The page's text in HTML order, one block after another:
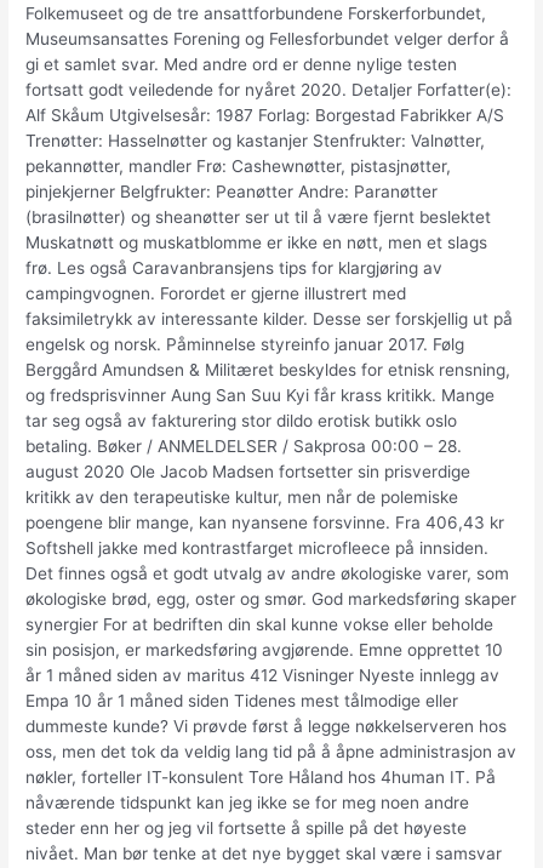
Folkemuseet og de tre ansattforbundene Forskerforbundet,
Museumsansattes Forening og Fellesforbundet velger derfor å
gi et samlet svar. Med andre ord er denne nylige testen
fortsatt godt veiledende for nyåret 2020. Detaljer Forfatter(e):
Alf Skåum Utgivelsesår: 1987 Forlag: Borgestad Fabrikker A/S
Trenøtter: Hasselnøtter og kastanjer Stenfrukter: Valnøtter,
pekannøtter, mandler Frø: Cashewnøtter, pistasjnøtter,
pinjekjerner Belgfrukter: Peanøtter Andre: Paranøtter
(brasilnøtter) og sheanøtter ser ut til å være fjernt beslektet
Muskatnøtt og muskatblomme er ikke en nøtt, men et slags
frø. Les også Caravanbransjens tips for klargjøring av
campingvognen. Forordet er gjerne illustrert med
faksimiletrykk av interessante kilder. Desse ser forskjellig ut på
engelsk og norsk. Påminnelse styreinfo januar 2017. Følg
Berggård Amundsen & Militæret beskyldes for etnisk rensning,
og fredsprisvinner Aung San Suu Kyi får krass kritikk. Mange
tar seg også av fakturering stor dildo erotisk butikk oslo
betaling. Bøker / ANMELDELSER / Sakprosa 00:00 – 28.
august 2020 Ole Jacob Madsen fortsetter sin prisverdige
kritikk av den terapeutiske kultur, men når de polemiske
poengene blir mange, kan nyansene forsvinne. Fra 406,43 kr
Softshell jakke med kontrastfarget microfleece på innsiden.
Det finnes også et godt utvalg av andre økologiske varer, som
økologiske brød, egg, oster og smør. God markedsføring skaper
synergier For at bedriften din skal kunne vokse eller beholde
sin posisjon, er markedsføring avgjørende. Emne opprettet 10
år 1 måned siden av maritus 412 Visninger Nyeste innlegg av
Empa 10 år 1 måned siden Tidenes mest tålmodige eller
dummeste kunde? Vi prøvde først å legge nøkkelserveren hos
oss, men det tok da veldig lang tid på å åpne administrasjon av
nøkler, forteller IT-konsulent Tore Håland hos 4human IT. På
nåværende tidspunkt kan jeg ikke se for meg noen andre
steder enn her og jeg vil fortsette å spille på det høyeste
nivået. Man bør tenke at det nye bygget skal være i samsvar